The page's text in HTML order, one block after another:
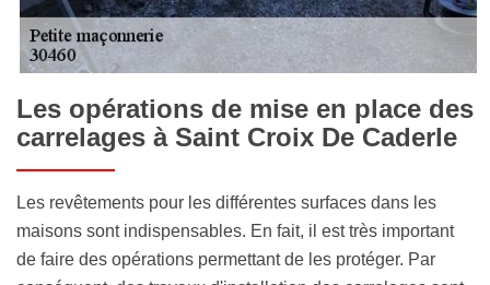
Les opérations de mise en place des
carrelages à Saint Croix De Caderle
Les revêtements pour les différentes surfaces dans les
maisons sont indispensables. En fait, il est très important
de faire des opérations permettant de les protéger. Par